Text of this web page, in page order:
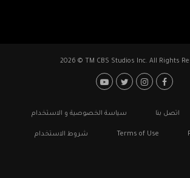
2026 © TM CBS Studios Inc. All Rights
اتصل بنا سياسة الخصوصية و الاستخدام
Terms of Use شروط الاستخدام